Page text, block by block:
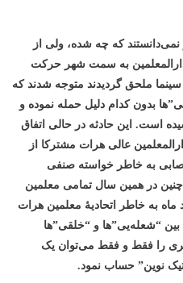
که چه شده، ولی از
به سمت شهر حرکت
ملحق گردیدند متوجه شدند که
بدون کدام دلیل حمله نموده و
است. این حادثه در حالی اتفاق
عالی هرات مشترکا از
به خاطر خواسته صنفی
در همین سال تمامی معلمین
به خاطر اتحادیۀ معلمین هرات
“شعله‌یی”ها و “خلقی‌”ها
را فقط و فقط می‌توان یک
نوین” حساب نمود.